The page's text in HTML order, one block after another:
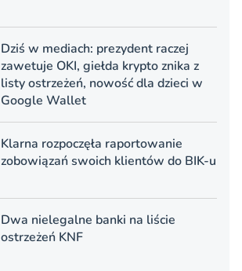
Dziś w mediach: prezydent raczej
zawetuje OKI, giełda krypto znika z
listy ostrzeżeń, nowość dla dzieci w
Google Wallet
Klarna rozpoczęła raportowanie
zobowiązań swoich klientów do BIK-u
Dwa nielegalne banki na liście
ostrzeżeń KNF